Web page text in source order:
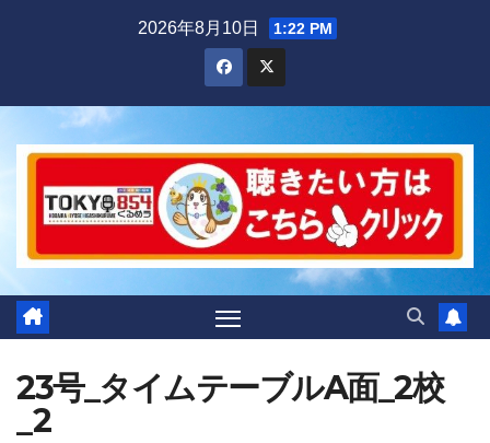
2026年8月10日 1:22 PM
23号_タイムテーブルA面_2校
_2